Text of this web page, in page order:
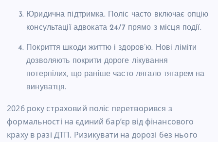
Юридична підтримка. Поліс часто включає опцію
консультації адвоката 24/7 прямо з місця події.
Покриття шкоди життю і здоров’ю. Нові ліміти
дозволяють покрити дороге лікування
потерпілих, що раніше часто лягало тягарем на
винуватця.
2026 року страховий поліс перетворився з
формальності на єдиний бар’єр від фінансового
краху в разі ДТП. Ризикувати на дорозі без нього